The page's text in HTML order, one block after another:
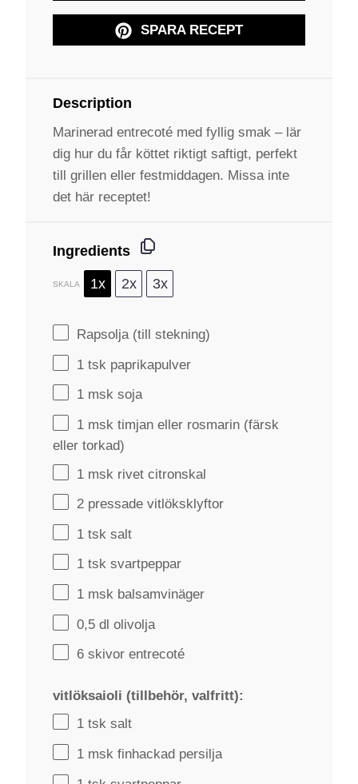
SPARA RECEPT
Description
Marinerad entrecoté med fyllig smak – lär
dig hur du får köttet riktigt saftigt, perfekt
till grillen eller festmiddagen. Missa inte
det här receptet!
Ingredients
SKALA 1x 2x 3x
Rapsolja (till stekning)
1 tsk paprikapulver
1 msk soja
1 msk timjan eller rosmarin (färsk
eller torkad)
1 msk rivet citronskal
2 pressade vitlöksklyftor
1 tsk salt
1 tsk svartpeppar
1 msk balsamvinäger
0,5 dl olivolja
6 skivor entrecoté
vitlöksaioli (tillbehör, valfritt):
1 tsk salt
1 msk finhackad persilja